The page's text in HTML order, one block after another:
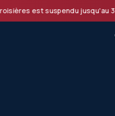
est suspendu